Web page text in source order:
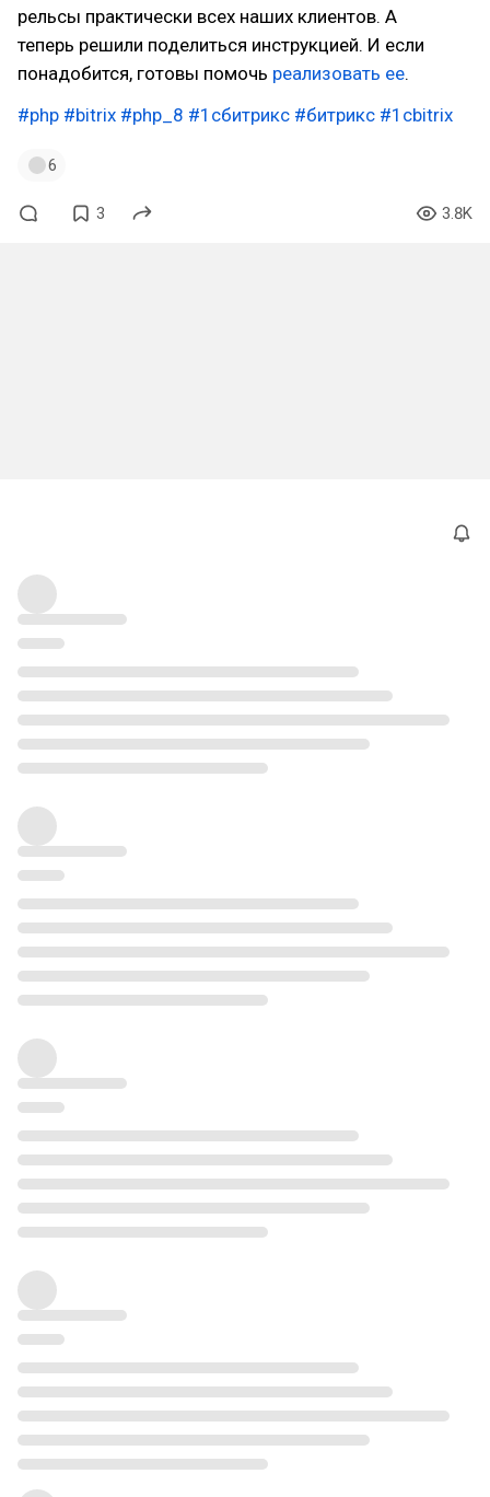
рельсы практически всех наших клиентов. А
теперь решили поделиться инструкцией. И если
понадобится, готовы помочь реализовать ее.
#php #bitrix #php_8 #1сбитрикс #битрикс #1cbitrix
6
3 3.8K